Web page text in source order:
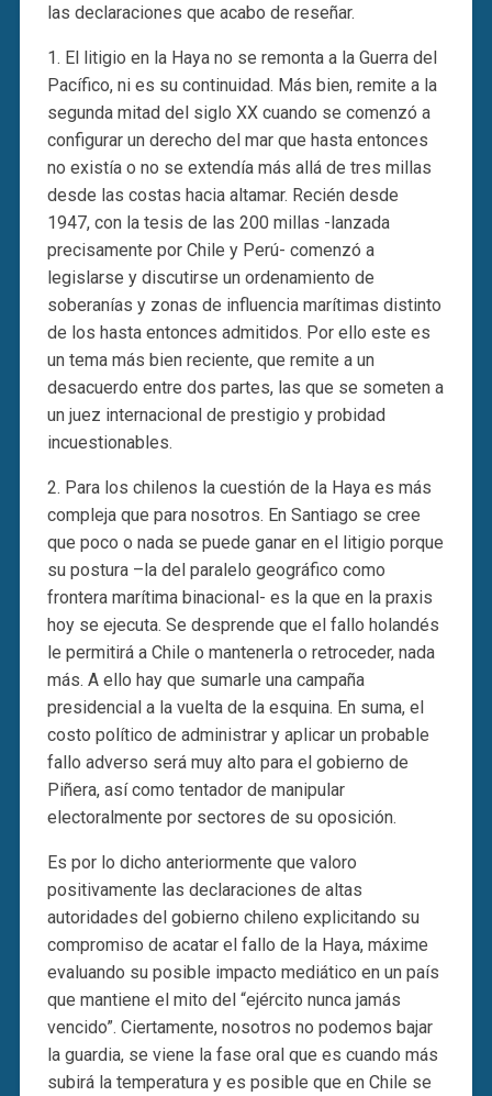
las declaraciones que acabo de reseñar.
1. El litigio en la Haya no se remonta a la Guerra del
Pacífico, ni es su continuidad. Más bien, remite a la
segunda mitad del siglo XX cuando se comenzó a
configurar un derecho del mar que hasta entonces
no existía o no se extendía más allá de tres millas
desde las costas hacia altamar. Recién desde
1947, con la tesis de las 200 millas -lanzada
precisamente por Chile y Perú- comenzó a
legislarse y discutirse un ordenamiento de
soberanías y zonas de influencia marítimas distinto
de los hasta entonces admitidos. Por ello este es
un tema más bien reciente, que remite a un
desacuerdo entre dos partes, las que se someten a
un juez internacional de prestigio y probidad
incuestionables.
2. Para los chilenos la cuestión de la Haya es más
compleja que para nosotros. En Santiago se cree
que poco o nada se puede ganar en el litigio porque
su postura –la del paralelo geográfico como
frontera marítima binacional- es la que en la praxis
hoy se ejecuta. Se desprende que el fallo holandés
le permitirá a Chile o mantenerla o retroceder, nada
más. A ello hay que sumarle una campaña
presidencial a la vuelta de la esquina. En suma, el
costo político de administrar y aplicar un probable
fallo adverso será muy alto para el gobierno de
Piñera, así como tentador de manipular
electoralmente por sectores de su oposición.
Es por lo dicho anteriormente que valoro
positivamente las declaraciones de altas
autoridades del gobierno chileno explicitando su
compromiso de acatar el fallo de la Haya, máxime
evaluando su posible impacto mediático en un país
que mantiene el mito del “ejército nunca jamás
vencido”. Ciertamente, nosotros no podemos bajar
la guardia, se viene la fase oral que es cuando más
subirá la temperatura y es posible que en Chile se